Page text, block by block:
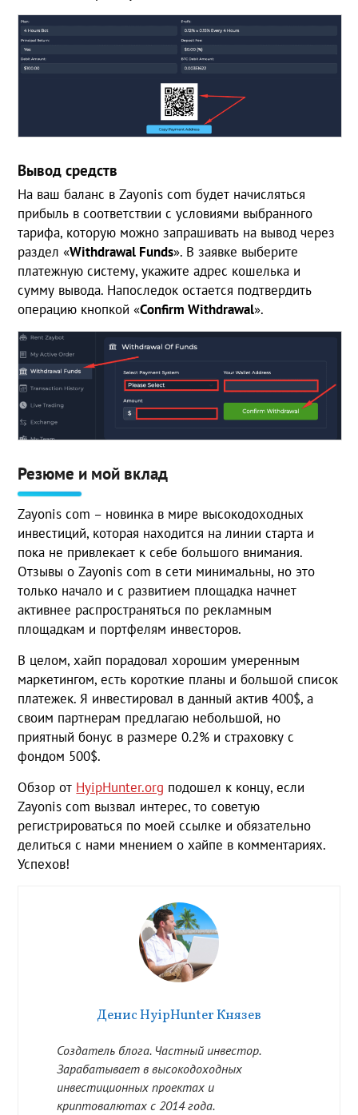
Вывод средств
На ваш баланс в Zayonis com будет начисляться
прибыль в соответствии с условиями выбранного
тарифа, которую можно запрашивать на вывод через
раздел «Withdrawal Funds». В заявке выберите
платежную систему, укажите адрес кошелька и
сумму вывода. Напоследок остается подтвердить
операцию кнопкой «Confirm Withdrawal».
Резюме и мой вклад
Zayonis com – новинка в мире высокодоходных
инвестиций, которая находится на линии старта и
пока не привлекает к себе большого внимания.
Отзывы о Zayonis com в сети минимальны, но это
только начало и с развитием площадка начнет
активнее распространяться по рекламным
площадкам и портфелям инвесторов.
В целом, хайп порадовал хорошим умеренным
маркетингом, есть короткие планы и большой список
платежек. Я инвестировал в данный актив 400$, а
своим партнерам предлагаю небольшой, но
приятный бонус в размере 0.2% и страховку с
фондом 500$.
Обзор от HyipHunter.org подошел к концу, если
Zayonis com вызвал интерес, то советую
регистрироваться по моей ссылке и обязательно
делиться с нами мнением о хайпе в комментариях.
Успехов!
Денис HyipHunter Князев
Создатель блога. Частный инвестор.
Зарабатывает в высокодоходных
инвестиционных проектах и
криптовалютах с 2014 года.